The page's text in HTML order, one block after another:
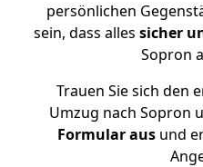
persönlichen
sein, dass alles sicher
Sopron
Trauen Sie sich den
Umzug nach Sopron
Formular ausund